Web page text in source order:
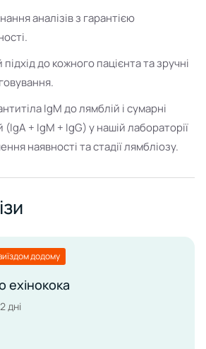
аналізів з гарантією
до кожного пацієнта та зручні
IgM до лямблій і сумарні
(IgA + IgM + IgG) у нашій лабораторії
наявності та стадії лямбліозу.
додому
ехінокока
дні